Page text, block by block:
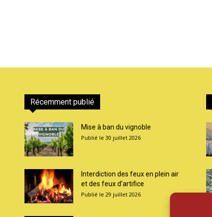
Récemment publié
Mise à ban du vignoble
30 juillet 2026
Interdiction des feux en plein air
et des feux d’artifice
29 juillet 2026